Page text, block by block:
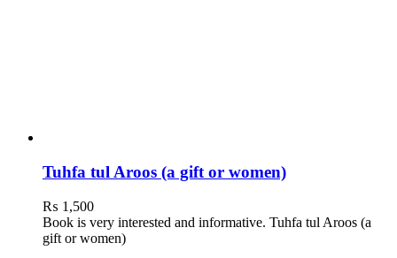
Tuhfa tul Aroos (a gift or women)
₨ 1,500
Book is very interested and informative. Tuhfa tul Aroos (a
gift or women)